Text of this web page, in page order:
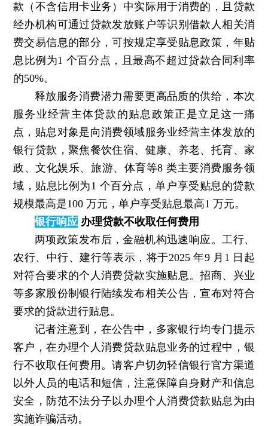
款（不含信用卡业务）中实际用于消费的，且贷款
经办机构可通过贷款发放账户等识别借款人相关消
费交易信息的部分，可按规定享受贴息政策，年贴
息比例为1 个百分点，且最高不超过贷款合同利率
的50%。
释放服务消费潜力需要更高品质的供给，本次
服务业经营主体贷款的贴息政策正是立足这一痛
点，贴息对象是向消费领域服务业经营主体发放的
银行贷款，聚焦餐饮住宿、健康、养老、托育、家
政、文化娱乐、旅游、体育等8 类主要消费服务领
域，贴息比例为1 个百分点，单户享受贴息的贷款
规模最高是100 万元，单户享受贴息最高1 万元。
银行响应 办理贷款不收取任何费用
两项政策发布后，金融机构迅速响应。工行、
农行、中行、建行等表示，将于2025 年9 月1 日起
对符合要求的个人消费贷款实施贴息。招商、兴业
等多家股份制银行陆续发布相关公告，宣布对符合
要求的贷款进行贴息。
记者注意到，在公告中，多家银行均专门提示
客户，在办理个人消费贷款贴息业务的过程中，银
行不收取任何费用。请客户切勿轻信银行官方渠道
以外人员的电话和短信，注意保障自身财产和信息
安全，防范不法分子以办理个人消费贷款贴息为由
实施诈骗活动。